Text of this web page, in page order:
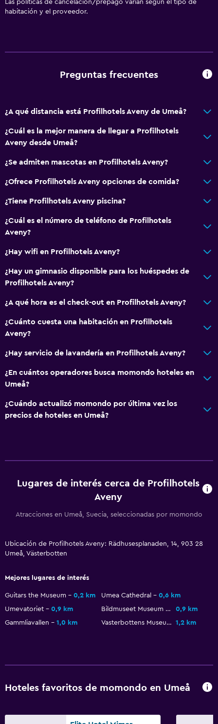
Teléfono
Minibar
Restaurante
Bar/lounge
Tetera/cafetera
Tetera
Servicios y facilidades
Centro de negocios
Servicio de despertador
Caja fuerte
Cambio de divisas
Recepción 24 horas
Baño
Ducha
Aseo
Albornoz
Accesibilidad y adecuación
extra)
Ascensor
Habitación hipoalergénica
Spa
Sauna
Las políticas de cancelación/prepago varían según el tipo de
habitación y el proveedor.
Preguntas frecuentes
¿A qué distancia está Profilhotels Aveny de Umeå?
¿Cuál es la mejor manera de llegar a Profilhotels
Aveny desde Umeå?
¿Se admiten mascotas en Profilhotels Aveny?
¿Ofrece Profilhotels Aveny opciones de comida?
¿Tiene Profilhotels Aveny piscina?
¿Cuál es el número de teléfono de Profilhotels
Aveny?
¿Hay wifi en Profilhotels Aveny?
¿Hay un gimnasio disponible para los huéspedes de
Profilhotels Aveny?
¿A qué hora es el check-out en Profilhotels Aveny?
¿Cuánto cuesta una habitación en Profilhotels
Aveny?
¿Hay servicio de lavandería en Profilhotels Aveny?
¿En cuántos operadores busca momondo hoteles en
Umeå?
¿Cuándo actualizó momondo por última vez los
precios de hoteles en Umeå?
Lugares de interés cerca de Profilhotels
Aveny
Atracciones en Umeå, Suecia, seleccionadas por momondo
Ubicación de Profilhotels Aveny: Rädhusesplanaden, 14, 903 28
Umeå, Västerbotten
Mejores lugares de interés
Guitars the Museum 0,2 km Umea Cathedral
0,6 km
Umevatoriet
0,9 km Bildmuseet Museum of Contemporary Art and Visual Culture
0,9 km
Gammliavallen
1,0 km Vasterbottens Museum 1,2 km
Hoteles favoritos de momondo en Umeå